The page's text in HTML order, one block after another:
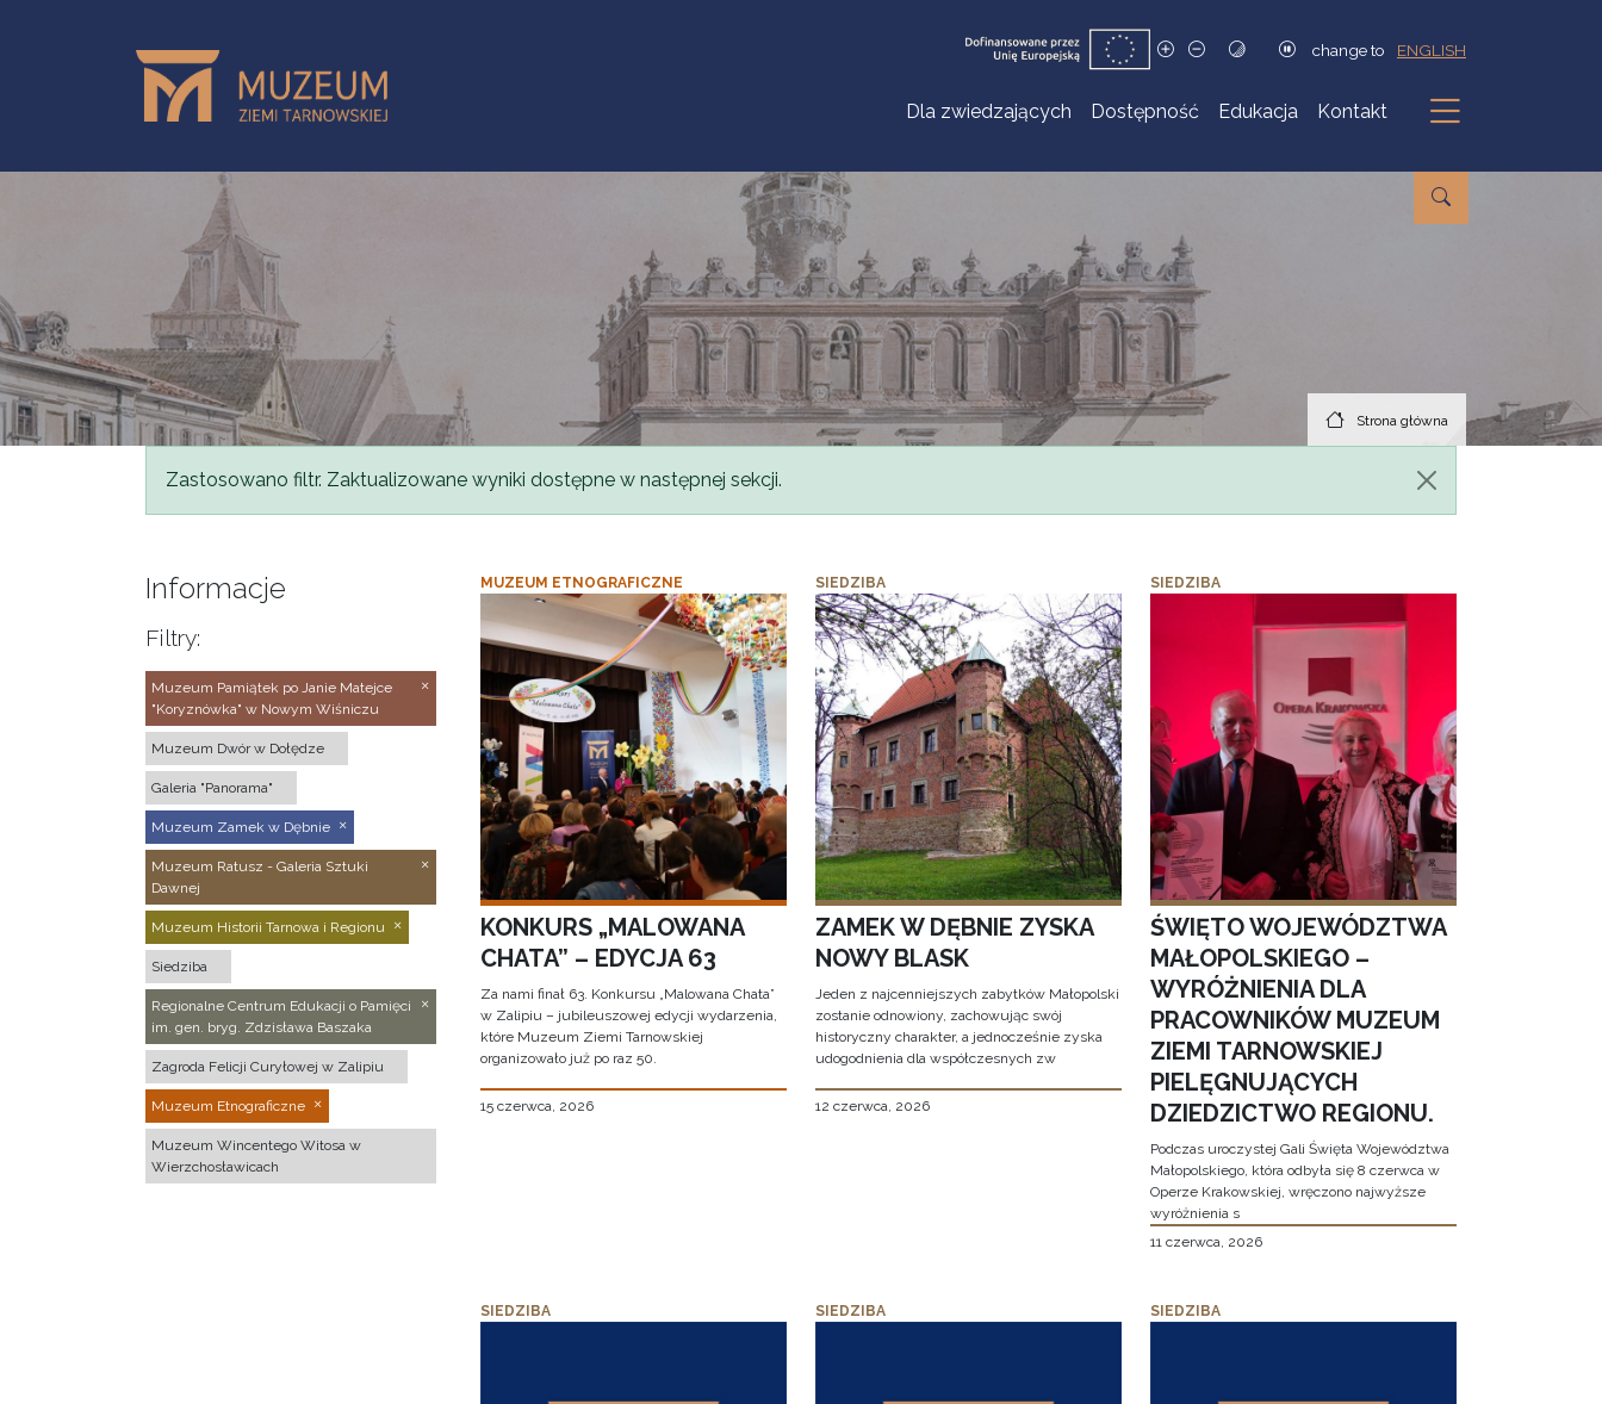
change to ENGLISH
Dla zwiedzających Dostępność Edukacja Kontakt
Podmenu
Strona główna
Komunikat
Zastosowano filtr. Zaktualizowane wyniki dostępne w następnej sekcji.
Informacje
Filtry:
Muzeum Pamiątek po Janie Matejce
"Koryznówka" w Nowym Wiśniczu
Muzeum Dwór w Dołędze
Galeria "Panorama"
Muzeum Zamek w Dębnie
Muzeum Ratusz - Galeria Sztuki
Dawnej
Muzeum Historii Tarnowa i Regionu
Siedziba
Regionalne Centrum Edukacji o Pamięci
im. gen. bryg. Zdzisława Baszaka
Zagroda Felicji Curyłowej w Zalipiu
Muzeum Etnograficzne
Muzeum Wincentego Witosa w
Wierzchosławicach
MUZEUM ETNOGRAFICZNE
KONKURS „MALOWANA
CHATA” – EDYCJA 63
Za nami finał 63. Konkursu „Malowana Chata”
w Zalipiu – jubileuszowej edycji wydarzenia,
które Muzeum Ziemi Tarnowskiej
organizowało już po raz 50.
15 czerwca, 2026
SIEDZIBA
ZAMEK W DĘBNIE ZYSKA
NOWY BLASK
Jeden z najcenniejszych zabytków Małopolski
zostanie odnowiony, zachowując swój
historyczny charakter, a jednocześnie zyska
udogodnienia dla współczesnych zw
12 czerwca, 2026
SIEDZIBA
ŚWIĘTO WOJEWÓDZTWA
MAŁOPOLSKIEGO –
WYRÓŻNIENIA DLA
PRACOWNIKÓW MUZEUM
ZIEMI TARNOWSKIEJ
PIELĘGNUJĄCYCH
DZIEDZICTWO REGIONU.
Podczas uroczystej Gali Święta Województwa
Małopolskiego, która odbyła się 8 czerwca w
Operze Krakowskiej, wręczono najwyższe
wyróżnienia s
11 czerwca, 2026
SIEDZIBA SIEDZIBA SIEDZIBA